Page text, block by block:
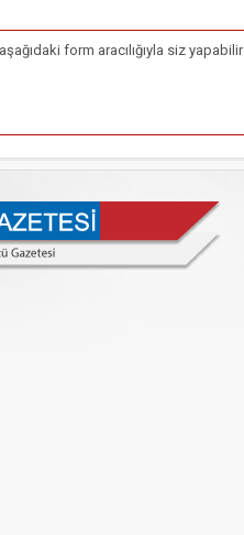
form aracılığıyla siz